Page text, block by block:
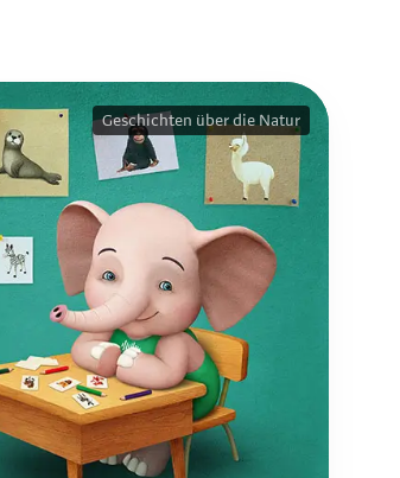
Geschichten über die Natur